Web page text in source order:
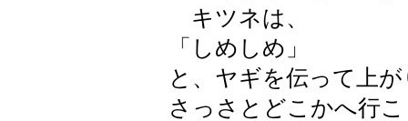
キツネは、
「しめしめ」
と、ヤギを伝って上
さっさとどこかへ行